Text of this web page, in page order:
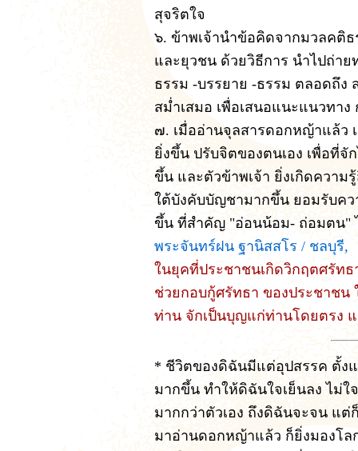
สุจริตใจ
๖. ข้าพเจ้านำข้อคิดจากมวลคติ
และยุวชน ด้วยวิธีการ นำไปถ่า
ธรรม -บรรยาย -ธรรม ตลอดถึง
สม่ำเสมอ เพื่อเสนอแนะแนวทา
๗. เมื่ออ่านจุลสารดอกหญ้าแล้ว
ยิ่งขึ้น ปรับจิตของตนเอง เพื่อที่
ขึ้น และตัวข้าพเจ้า ยิ่งเกิดควา
ใต้บังคับบัญชามากขึ้น ยอมรับค
ขึ้น ที่สำคัญ "อ่อนน้อม- ถ่อมตน"
พระจันทร์ฝน ฐานิสสโร / ชลบุรี,
ในยุคที่ประชาชนเกิดวิกฤตศรัท
ช่วยกอบกู้ศรัทธา ของประชาชน
ท่าน จักเป็นบุญแก่ท่านโดยตรง
* ชีวิตของดิฉันมีแต่อุปสรรค ตั้ง
มากขึ้น ทำให้ดิฉันใจเย็นลง ไม่
มากกว่าตัวเอง ถึงดิฉันจะจน แ
มาอ่านดอกหญ้าแล้ว ก็ยิ่งมองโล